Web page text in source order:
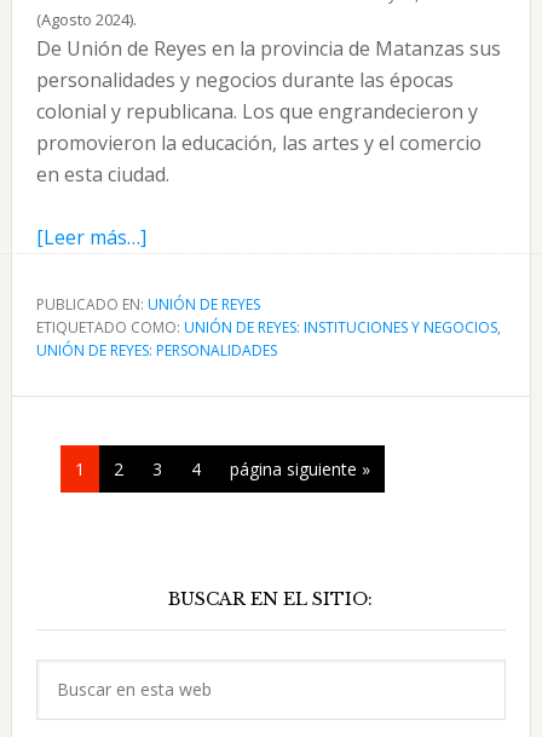
(Agosto 2024).
De Unión de Reyes en la provincia de Matanzas sus
personalidades y negocios durante las épocas
colonial y republicana. Los que engrandecieron y
promovieron la educación, las artes y el comercio
en esta ciudad.
[Leer más…]acerca
Unión
de
Reyes
en
personalidades
PUBLICADO EN: UNIÓN DE REYES
ETIQUETADO COMO: UNIÓN DE REYES: INSTITUCIONES Y NEGOCIOS,
UNIÓN DE REYES: PERSONALIDADES
Página
1 Página
2 Página
3 Página
4
Ir
a
página siguiente »
principal
BUSCAR EN EL SITIO: